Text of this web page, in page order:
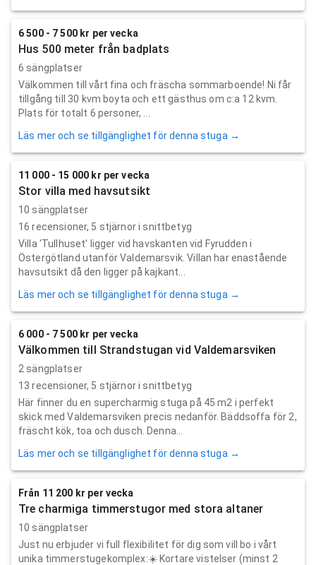
6 500 - 7 500 kr per vecka
Hus 500 meter från badplats
6 sängplatser
Välkommen till vårt fina och fräscha sommarboende! Ni får
tillgång till 30 kvm boyta och ett gästhus om c:a 12 kvm.
Plats för totalt 6 personer, ...
Läs mer och se tillgänglighet för denna stuga →
11 000 - 15 000 kr per vecka
Stor villa med havsutsikt
10 sängplatser
16 recensioner, 5 stjärnor i snittbetyg
Villa 'Tullhuset' ligger vid havskanten vid Fyrudden i
Östergötland utanför Valdemarsvik. Villan har enastående
havsutsikt då den ligger på kajkant...
Läs mer och se tillgänglighet för denna stuga →
6 000 - 7 500 kr per vecka
Välkommen till Strandstugan vid Valdemarsviken
2 sängplatser
13 recensioner, 5 stjärnor i snittbetyg
Här finner du en supercharmig stuga på 45 m2 i perfekt
skick med Valdemarsviken precis nedanför. Bäddsoffa för 2,
fräscht kök, toa och dusch. Denna...
Läs mer och se tillgänglighet för denna stuga →
Från 11 200 kr per vecka
Tre charmiga timmerstugor med stora altaner
10 sängplatser
Just nu erbjuder vi full flexibilitet för dig som vill bo i vårt
unika timmerstugekomplex: ​☀️ Kortare vistelser (minst 2